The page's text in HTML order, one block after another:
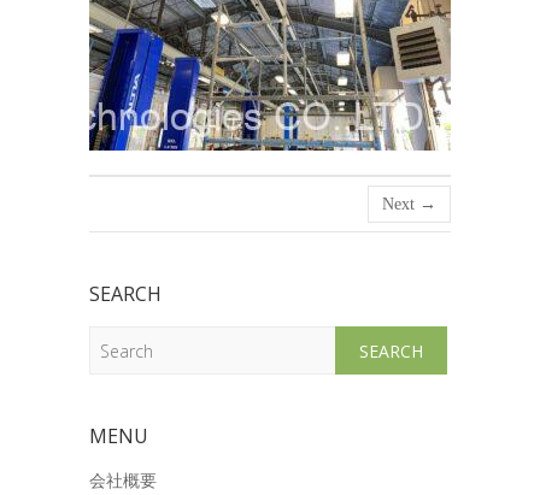
Next →
SEARCH
MENU
会社概要